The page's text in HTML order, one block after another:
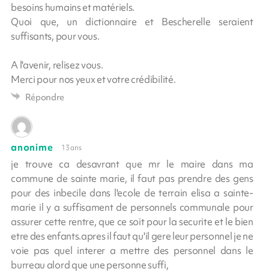
besoins humains et matériels.
Quoi que, un dictionnaire et Bescherelle seraient
suffisants, pour vous.
A l'avenir, relisez vous.
Merci pour nos yeux et votre crédibilité.
Répondre
anonime 13 ans
je trouve ca desavrant que mr le maire dans ma
commune de sainte marie, il faut pas prendre des gens
pour des inbecile dans l'ecole de terrain elisa a sainte-
marie il y a suffisament de personnels communale pour
assurer cette rentre, que ce soit pour la securite et le bien
etre des enfants.apres il faut qu'il gere leur personnel je ne
voie pas quel interer a mettre des personnel dans le
burreau alord que une personne suffi,